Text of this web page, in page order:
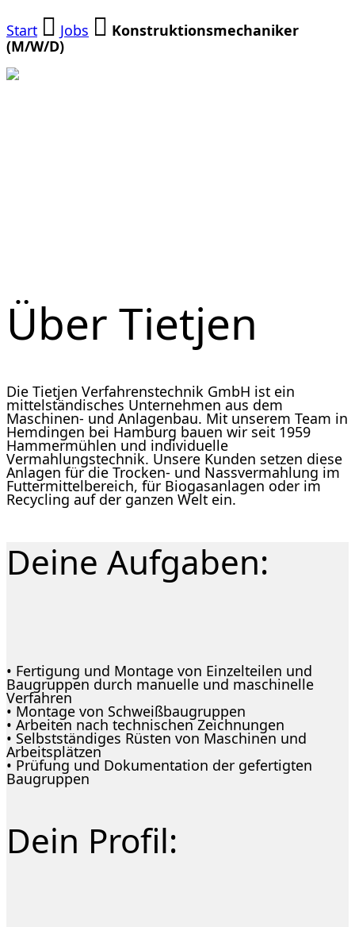
Start
Jobs
Konstruktionsmechaniker
(M/W/D)
Über Tietjen
Die Tietjen Verfahrenstechnik GmbH ist ein
mittelständisches Unternehmen aus dem
Maschinen- und Anlagenbau. Mit unserem Team in
Hemdingen bei Hamburg bauen wir seit 1959
Hammermühlen und individuelle
Vermahlungstechnik. Unsere Kunden setzen diese
Anlagen für die Trocken- und Nassvermahlung im
Futtermittelbereich, für Biogasanlagen oder im
Recycling auf der ganzen Welt ein.
Deine Aufgaben:
• Fertigung und Montage von Einzelteilen und
Baugruppen durch manuelle und maschinelle
Verfahren
• Montage von Schweißbaugruppen
• Arbeiten nach technischen Zeichnungen
• Selbstständiges Rüsten von Maschinen und
Arbeitsplätzen
• Prüfung und Dokumentation der gefertigten
Baugruppen
Dein Profil: